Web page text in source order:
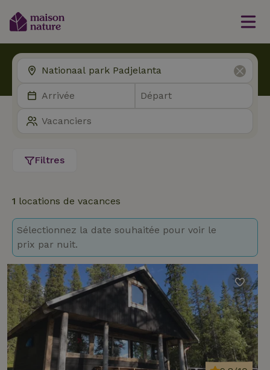
Filtres
1 locations de vacances
Sélectionnez la date souhaitée pour voir le
prix par nuit.